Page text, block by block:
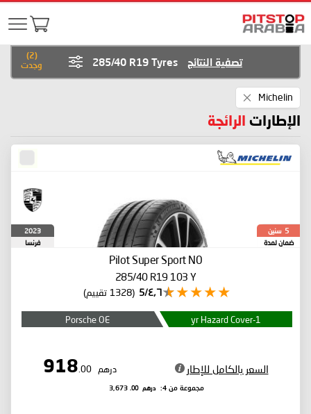
(
2
)
وجدت
تصفية النتائج 285/40 R19 Tyres
Michelin
This
Item الإطارات الرائجة
5 سنين
ضمان لمدة
2023
فرنسا
Pilot Super Sport N0
285/40 R19 103 Y
٤٫٦/5 (1328 تقييم)
1-yr Hazard Cover
Porsche OE
السعر بالكامل للإطار درهم 918
.00
مجموعة من 4: درهم 3,673
.00